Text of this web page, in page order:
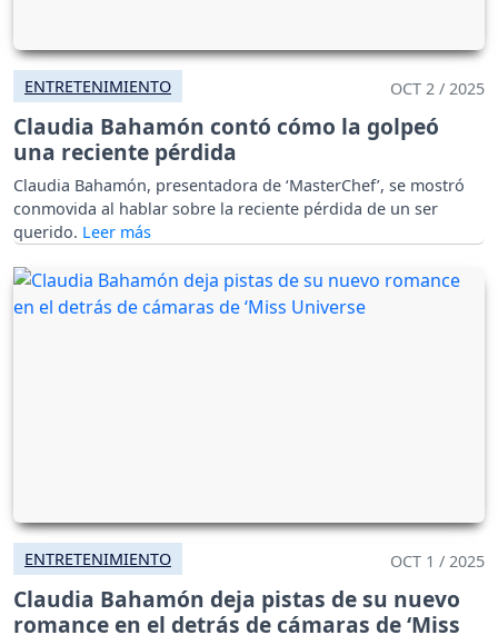
ENTRETENIMIENTO OCT 2 / 2025
Claudia Bahamón contó cómo la golpeó
una reciente pérdida
Claudia Bahamón, presentadora de ‘MasterChef’, se mostró
conmovida al hablar sobre la reciente pérdida de un ser
querido.
ENTRETENIMIENTO OCT 1 / 2025
Claudia Bahamón deja pistas de su nuevo
romance en el detrás de cámaras de ‘Miss